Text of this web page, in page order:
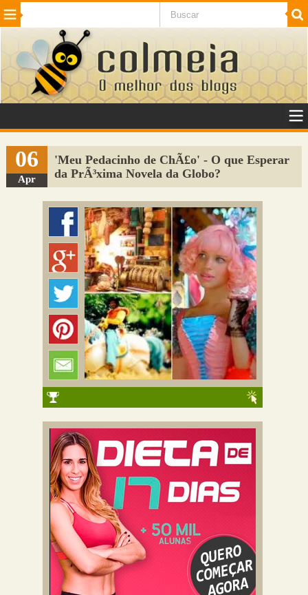
Beleza Cinema e TV
Internet Jogos NotÃ­cias SaÃºde
VeÃ­culos Adulto
Sugerir Link
Adicionar Blog
Colmeia Exchange
Perguntas Frequentes
06
Apr
'Meu Pedacinho de ChÃ£o' - O que Esperar
da PrÃ³xima Novela da Globo?